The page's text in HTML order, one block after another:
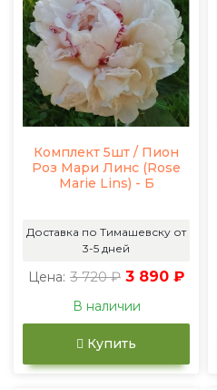
Комплект 5шт / Пион
Роз Мари Линс (Rose
Marie Lins) - Б
Доставка по Тимашевску от
3-5 дней
Цена: 3 720 ₽ 3 890 ₽
В наличии
Купить